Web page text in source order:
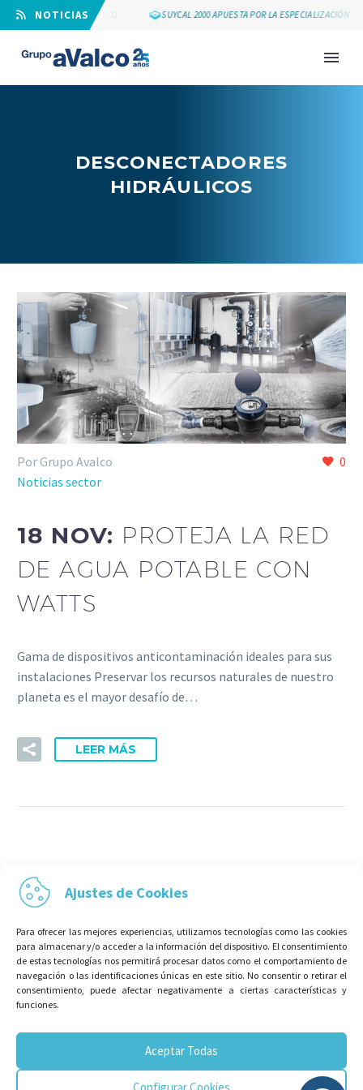
Ajustes de Cookies
Para ofrecer las mejores experiencias, utilizamos tecnologías como las cookies
para almacenar y/o acceder a la información del dispositivo. El consentimiento
de estas tecnologías nos permitirá procesar datos como el comportamiento de
navegación o las identificaciones únicas en este sitio. No consentir o retirar el
consentimiento, puede afectar negativamente a ciertas características y
funciones.
Aceptar Todas
Configurar Cookies
⠀NOTICIAS
25 AÑOS DE GRUPO AVALCO SUYCAL 2000 APUESTA POR LA ESPECIALIZACIÓN
DESCONECTADORES
HIDRÁULICOS
0
Por Grupo Avalco
Noticias sector
18 NOV: PROTEJA LA RED
DE AGUA POTABLE CON
WATTS
Gama de dispositivos anticontaminación ideales para sus
instalaciones Preservar los recursos naturales de nuestro
planeta es el mayor desafío de…
LEER MÁS